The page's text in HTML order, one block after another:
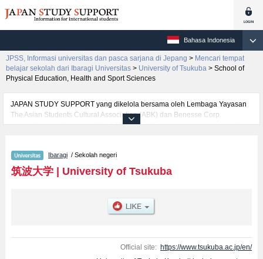
Bahasa Indonesia
JPSS, Informasi universitas dan pasca sarjana di Jepang > Mencari tempat
belajar sekolah dari Ibaragi Universitas > University of Tsukuba > School of
Physical Education, Health and Sport Sciences
JAPAN STUDY SUPPORT yang dikelola bersama oleh Lembaga Yayasan
The Asian Students Cultural Association (ABK) dan Benesse Corp.
menyediakan informasi sekitar 1300 universitas, pascasarjana, universitas
informasi per fakultas seperti Fakultas School of Humanities and
CultureatauFakultas School of Human SciencesatauFakultas School of
Science and EngineeringatauFakultas School of Medicine and Health
SciencesatauFakultas School of Art and DesignatauFakultas School of
InformaticsatauFakultas School of Social and International
serta berbagai informasi yang berguna bagi mahasiswa(i) mancanegara
Ibaragi / Sekolah negeri
筑波大学| University of Tsukuba
Official site: https://www.tsukuba.ac.jp/en/